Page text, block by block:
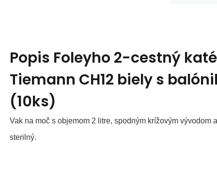
Popis Foleyho 2-cestný
Tiemann CH12 biely s
(10ks)
Vak na moč s objemom 2 litre, spodným krížovým vývodom
sterilný.